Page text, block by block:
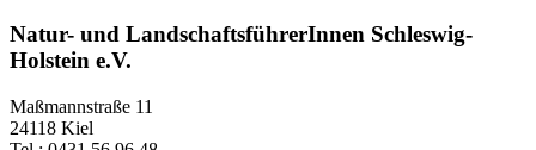
Natur- und LandschaftsführerInnen Schleswig-
Holstein e.V.
Maßmannstraße 11
24118 Kiel